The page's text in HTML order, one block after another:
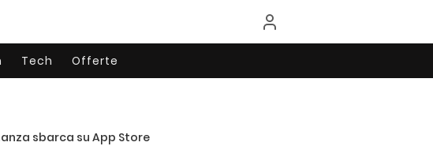
Tech Offerte
sbarca su App Store